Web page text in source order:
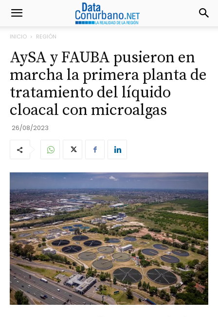
INICIO REGIÓN
AySA y FAUBA pusieron en
marcha la primera planta de
tratamiento del líquido
cloacal con microalgas
26/08/2023